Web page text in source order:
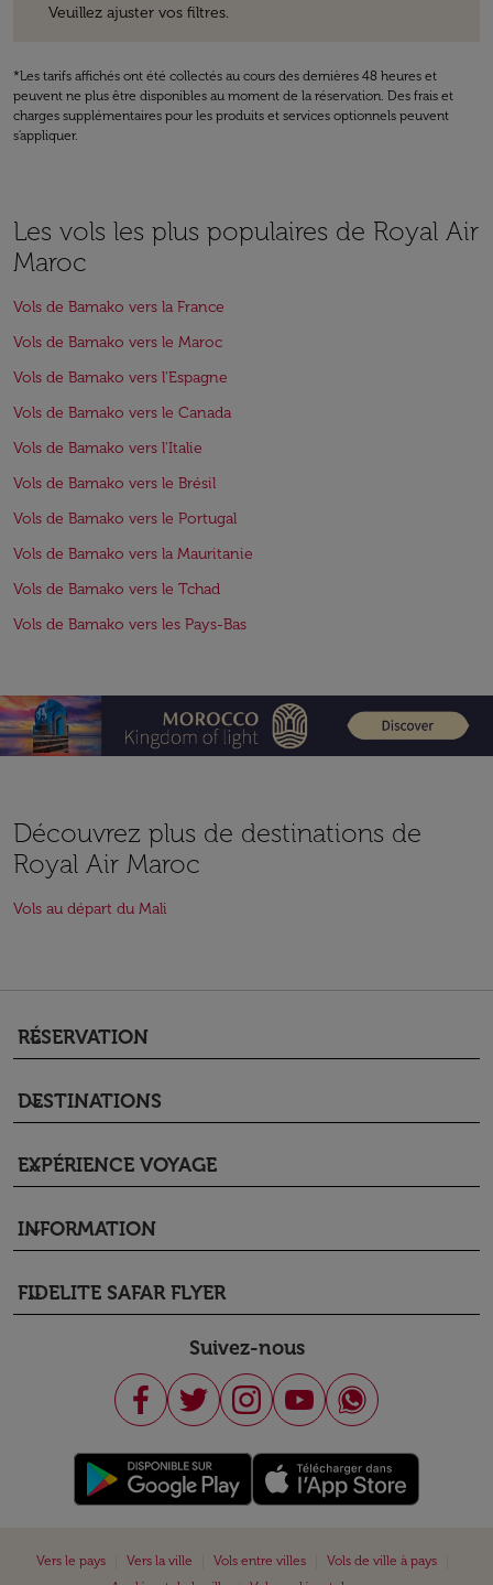
Veuillez ajuster vos filtres.
*Les tarifs affichés ont été collectés au cours des dernières 48 heures et
peuvent ne plus être disponibles au moment de la réservation. Des frais et
charges supplémentaires pour les produits et services optionnels peuvent
s'appliquer.
Les vols les plus populaires de Royal Air
Maroc
Vols de Bamako vers la France
Vols de Bamako vers le Maroc
Vols de Bamako vers l'Espagne
Vols de Bamako vers le Canada
Vols de Bamako vers l'Italie
Vols de Bamako vers le Brésil
Vols de Bamako vers le Portugal
Vols de Bamako vers la Mauritanie
Vols de Bamako vers le Tchad
Vols de Bamako vers les Pays-Bas
Découvrez plus de destinations de
Royal Air Maroc
Vols au départ du Mali
RÉSERVATION
keyboard_arrow_down
DESTINATIONS
keyboard_arrow_down
EXPÉRIENCE VOYAGE
keyboard_arrow_down
INFORMATION
keyboard_arrow_down
FIDELITE SAFAR FLYER
keyboard_arrow_down
Suivez-nous
Vers le pays Vers la ville Vols entre villes Vols de ville à pays